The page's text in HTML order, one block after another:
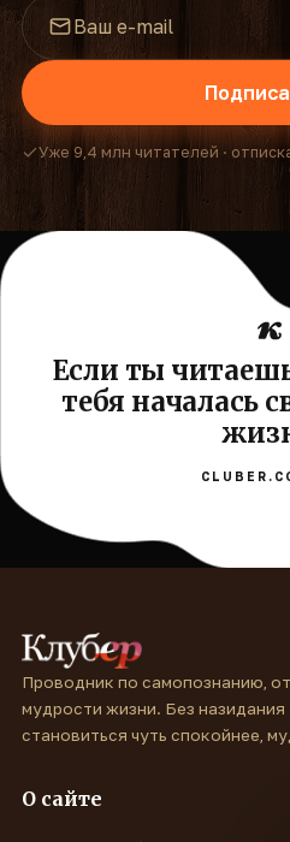
Уже 9,4 млн читателей ·
Если ты
тебя началась
Проводник по самопознанию,
мудрости жизни. Без
становиться чуть спокойнее,
О сайте